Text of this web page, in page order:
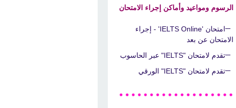
الرسوم ومواعيد وأماكن إجراء الامتحان
امتحان 'IELTS Online' - إجراء
الامتحان عن بعد
تقدم لامتحان "IELTS" عبر الحاسوب
تقدم لامتحان "IELTS" الورقي